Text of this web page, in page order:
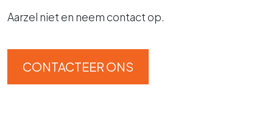
Aarzel niet en neem contact op.
CONTACTEER ONS